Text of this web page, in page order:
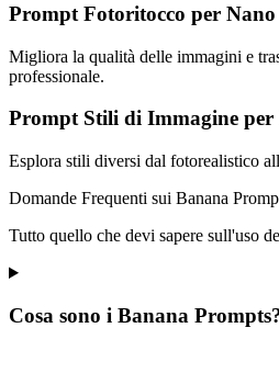
Prompt Fotoritocco per
Migliora la qualità delle immagini e
professionale.
Prompt Stili di Immagine per
Esplora stili diversi dal fotorealistico
Domande Frequenti sui Banana
Tutto quello che devi sapere sull'uso
Cosa sono i Banana